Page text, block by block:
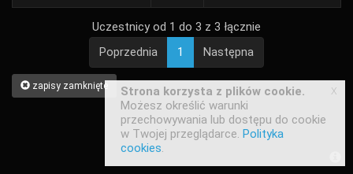
Uczestnicy od 1 do 3 z 3 łącznie
Poprzednia
1 Następna
zapisy zamknięte
Strona korzysta z plików cookie.
Możesz określić warunki
przechowywania lub dostępu do cookie
w Twojej przeglądarce. Polityka
cookies.
x